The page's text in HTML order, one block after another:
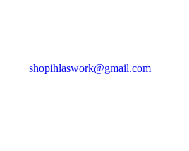
shopihlaswork@gmail.com